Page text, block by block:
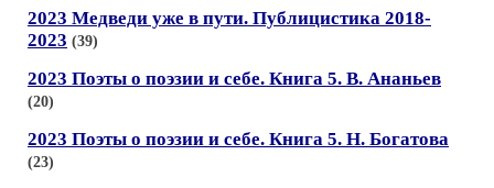
2023 Медведи уже в пути. Публицистика 2018-
2023 (39)
2023 Поэты о поэзии и себе. Книга 5. В. Ананьев
(20)
2023 Поэты о поэзии и себе. Книга 5. Н. Богатова
(23)